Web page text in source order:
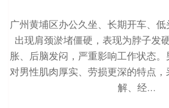
广州黄埔区办公久坐、长期开车、
出现肩颈淤堵僵硬，表现为脖子发
胀、后脑发闷，严重影响工作状态
对男性肌肉厚实、劳损更深的特点
解、经…